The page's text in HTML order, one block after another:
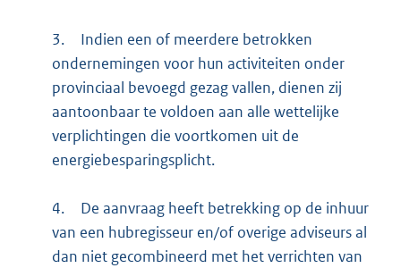
3.
Indien een of meerdere betrokken
ondernemingen voor hun activiteiten onder
provinciaal bevoegd gezag vallen, dienen zij
aantoonbaar te voldoen aan alle wettelijke
verplichtingen die voortkomen uit de
energiebesparingsplicht.
4.
De aanvraag heeft betrekking op de inhuur
van een hubregisseur en/of overige adviseurs al
dan niet gecombineerd met het verrichten van